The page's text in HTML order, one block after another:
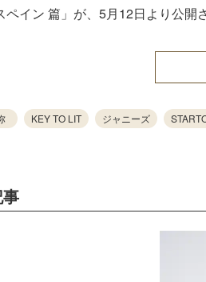
ペイン 篇」が、5月12日より公開
KEY TO LIT ジャニーズ